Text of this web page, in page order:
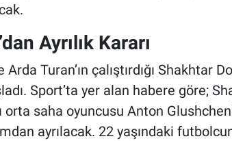
Ayrılık Kararı
Arda Turan’ın çalıştırdığı Shakhtar
Sport’ta yer alan habere göre;
orta saha oyuncusu Anton
ayrılacak. 22 yaşındaki